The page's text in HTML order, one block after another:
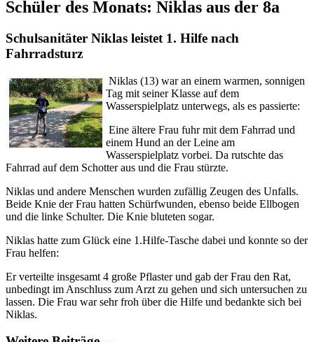
Schüler des Monats: Niklas aus der 8a
Schulsanitäter Niklas leistet 1. Hilfe nach
Fahrradsturz
Niklas (13) war an einem warmen, sonnigen
Tag mit seiner Klasse auf dem
Wasserspielplatz unterwegs, als es passierte:
Eine ältere Frau fuhr mit dem Fahrrad und
einem Hund an der Leine am
Wasserspielplatz vorbei. Da rutschte das
Fahrrad auf dem Schotter aus und die Frau stürzte.
Niklas und andere Menschen wurden zufällig Zeugen des Unfalls.
Beide Knie der Frau hatten Schürfwunden, ebenso beide Ellbogen
und die linke Schulter. Die Knie bluteten sogar.
Niklas hatte zum Glück eine 1.Hilfe-Tasche dabei und konnte so der
Frau helfen:
Er verteilte insgesamt 4 große Pflaster und gab der Frau den Rat,
unbedingt im Anschluss zum Arzt zu gehen und sich untersuchen zu
lassen. Die Frau war sehr froh über die Hilfe und bedankte sich bei
Niklas.